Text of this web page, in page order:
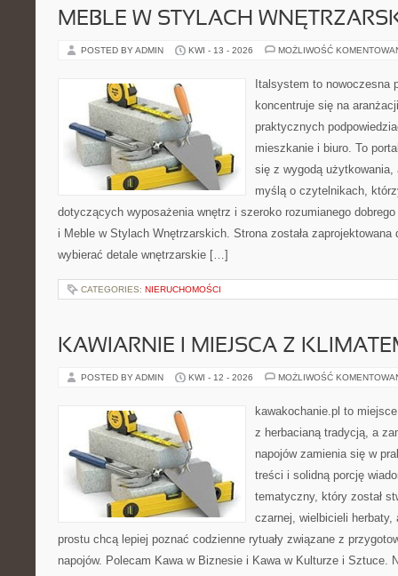
MEBLE W STYLACH
POSTED BY ADMIN KWI - 13 - 2026 MOŻLIWOŚĆ
Italsystem to nowoczesna
koncentruje się na
praktycznych
mieszkanie i biuro. To
się z wygodą
myślą o czytelnikach,
dotyczących wyposażenia wnętrz i szeroko rozumianego
i Meble w Stylach Wnętrzarskich. Strona została
wybierać detale wnętrzarskie […]
CATEGORIES: NIERUCHOMOŚCI
KAWIARNIE I MIEJSCA Z
POSTED BY ADMIN KWI - 12 - 2026 MOŻLIWOŚĆ
kawakochanie.pl to
z herbacianą tradycją, a
napojów zamienia się w
treści i solidną porcję
tematyczny, który został
czarnej, wielbicieli
prostu chcą lepiej poznać codzienne rytuały związane z
napojów. Polecam Kawa w Biznesie i Kawa w Kulturze i Sztuce.